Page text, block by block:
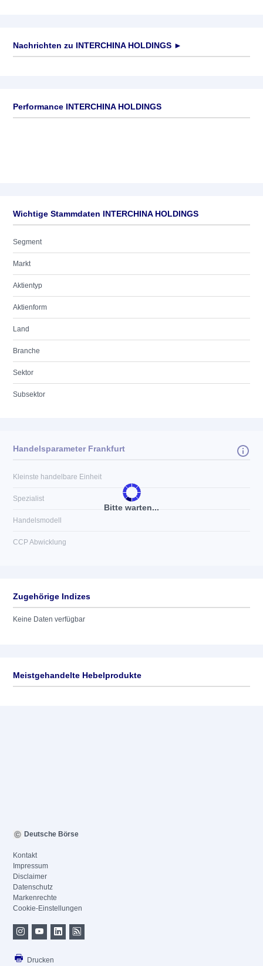
Nachrichten zu INTERCHINA HOLDINGS ►
Performance INTERCHINA HOLDINGS
Wichtige Stammdaten INTERCHINA HOLDINGS
Segment
Markt
Aktientyp
Aktienform
Land
Branche
Sektor
Subsektor
Bitte warten...
Handelsparameter Frankfurt
Kleinste handelbare Einheit
Spezialist
Handelsmodell
CCP Abwicklung
Zugehörige Indizes
Keine Daten verfügbar
Meistgehandelte Hebelprodukte
Deutsche Börse
Kontakt
Impressum
Disclaimer
Datenschutz
Markenrechte
Cookie-Einstellungen
Drucken